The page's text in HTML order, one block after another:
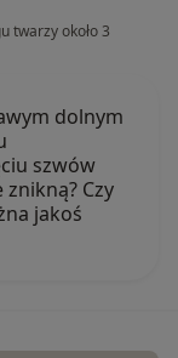
twarzy około 3
dolnym
szwów
Czy
jakoś